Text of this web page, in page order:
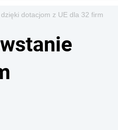
dotacjom z UE dla 32 firm